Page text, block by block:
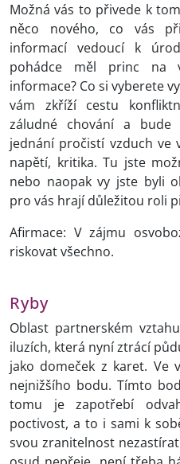
Možná vás to přivede k
něco nového, co vás
informací vedoucí k
pohádce měl princ na
informace? Co si vyberete
vám zkříží cestu
záludné chování a
jednání pročistí vzduch ve
napětí, kritika. Tu jste
nebo naopak vy jste byli
pro vás hrají důležitou roli
Afirmace: V zájmu
riskovat všechno.
Ryby
Oblast partnerském
iluzích, která nyní ztrácí
jako domeček z karet. Ve
nejnižšího bodu. Tímto
tomu je zapotřebí
poctivost, a to i sami k
svou zranitelnost